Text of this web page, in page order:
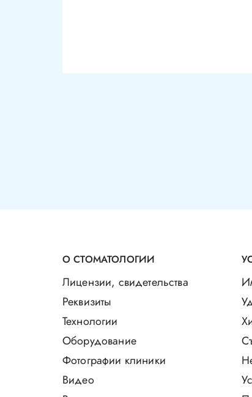
О СТОМАТОЛОГИИ
Лицензии, свидетельства
Реквизиты
Технологии
Оборудование
Фотографии клиники
Видео